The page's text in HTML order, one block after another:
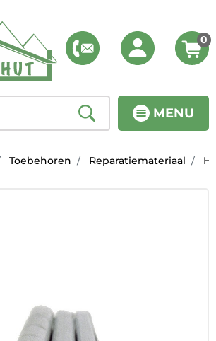
MENU
0
Toebehoren Reparatiemateriaal